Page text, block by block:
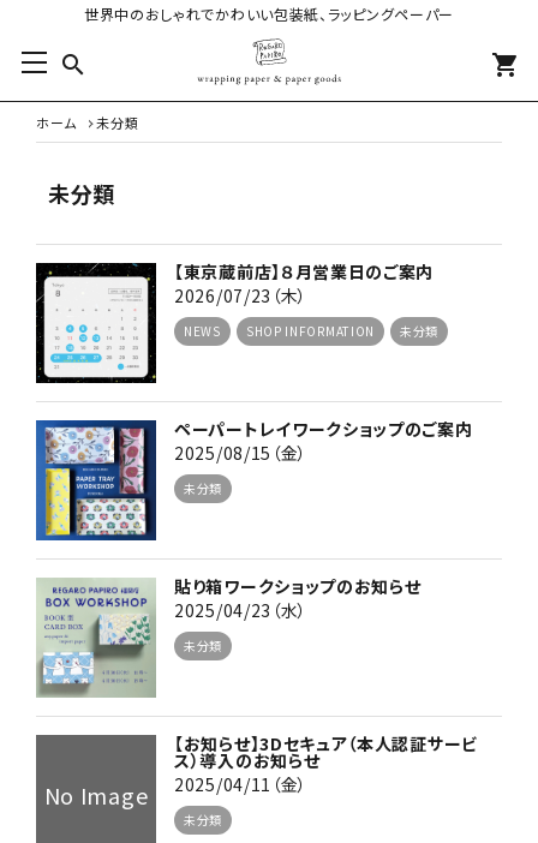
世界中のおしゃれでかわいい包装紙、ラッピングペーパー
search shopping_cart
ホーム 未分類
未分類
【東京蔵前店】８月営業日のご案内
2026/07/23（木）
NEWS SHOP INFORMATION 未分類
ペーパートレイワークショップのご案内
2025/08/15（金）
未分類
貼り箱ワークショップのお知らせ
2025/04/23（水）
未分類
No Image
【お知らせ】3Dセキュア（本人認証サービ
ス）導入のお知らせ
2025/04/11（金）
未分類